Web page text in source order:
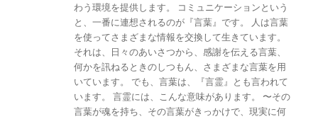
わう環境を提供します。 コミュニケーションという
と、一番に連想されるのが『言葉』です。 人は言葉
を使ってさまざまな情報を交換して生きています。
それは、日々のあいさつから、感謝を伝える言葉、
何かを訊ねるときのしつもん、さまざまな言葉を用
いています。 でも、言葉は、『言霊』とも言われて
います。 言霊には、こんな意味があります。 〜その
言葉が魂を持ち、その言葉がきっかけで、現実に何